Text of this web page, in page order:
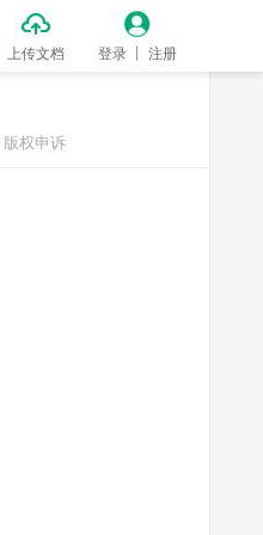

上传文档

登录 注册
版权申诉